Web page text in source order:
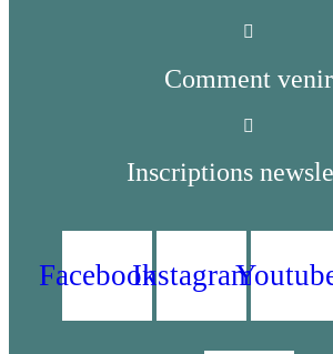
Comment venir
Inscriptions
FacebookInstagram